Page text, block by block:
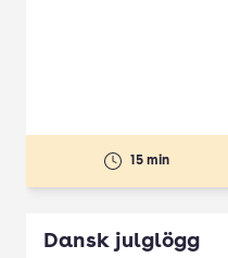
15 min
Dansk julglögg